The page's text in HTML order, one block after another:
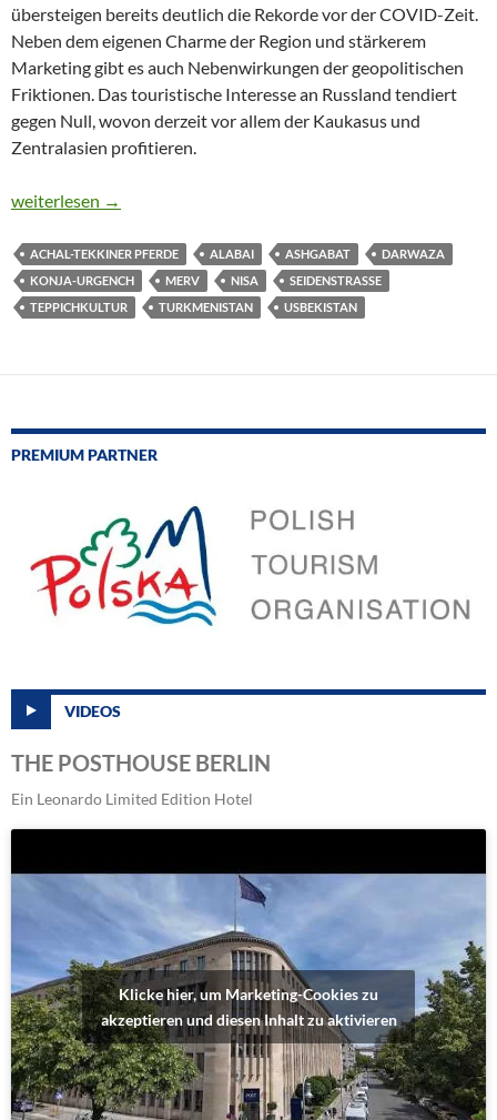
übersteigen bereits deutlich die Rekorde vor der COVID-Zeit.
Neben dem eigenen Charme der Region und stärkerem
Marketing gibt es auch Nebenwirkungen der geopolitischen
Friktionen. Das touristische Interesse an Russland tendiert
gegen Null, wovon derzeit vor allem der Kaukasus und
Zentralasien profitieren.
TURKMENISTAN – DAS SEHR VERSCHLOSSENE LAND
weiterlesen →
ACHAL-TEKKINER PFERDE ALABAI ASHGABAT
DARWAZA
KONJA-URGENCH
MERV NISA
SEIDENSTRASSE
TEPPICHKULTUR
TURKMENISTAN USBEKISTAN
PREMIUM PARTNER
VIDEOS
THE POSTHOUSE BERLIN
Ein Leonardo Limited Edition Hotel
Klicke hier, um Marketing-Cookies zu
akzeptieren und diesen Inhalt zu aktivieren